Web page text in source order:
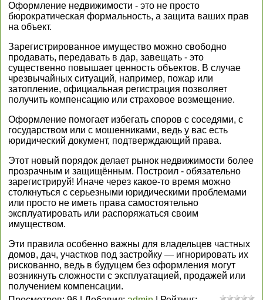
Оформление недвижимости - это не просто
бюрократическая формальность, а защита ваших прав
на объект.
Зарегистрированное имущество можно свободно
продавать, передавать в дар, завещать - это
существенно повышает ценность объектов. В случае
чрезвычайных ситуаций, например, пожар или
затопление, официальная регистрация позволяет
получить компенсацию или страховое возмещение.
Оформление помогает избегать споров с соседями, с
государством или с мошенниками, ведь у вас есть
юридический документ, подтверждающий права.
Этот новый порядок делает рынок недвижимости более
прозрачным и защищённым. Построил - обязательно
зарегистрируй! Иначе через какое-то время можно
столкнуться с серьезными юридическими проблемами
или просто не иметь права самостоятельно
эксплуатировать или распоряжаться своим
имуществом.
Эти правила особенно важны для владельцев частных
домов, дач, участков под застройку — игнорировать их
рискованно, ведь в будущем без оформления могут
возникнуть сложности с эксплуатацией, продажей или
получением компенсации.